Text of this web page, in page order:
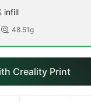
infill
 48.51g
Creality Print